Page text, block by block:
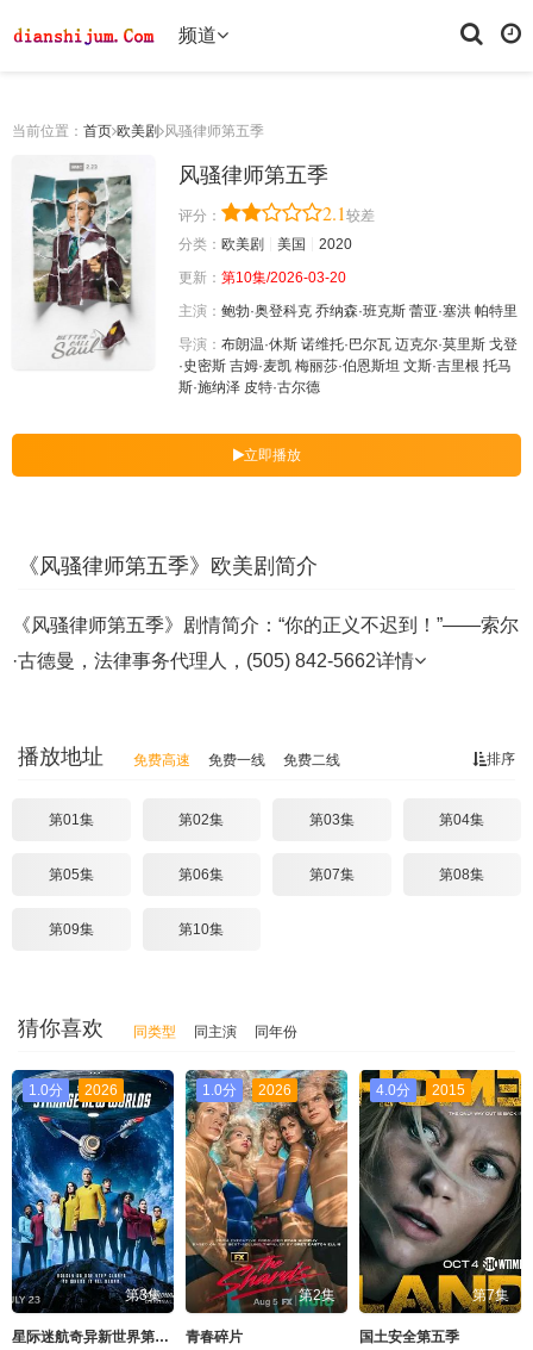
频道
当前位置： 首页 欧美剧 风骚律师第五季
风骚律师第五季
评分： 2.1 较差
分类： 欧美剧 美国
2020
更新： 第10集/2026-03-20
主演： 鲍勃·奥登科克 乔纳森·班克斯 蕾亚·塞洪 帕特里
导演： 布朗温·休斯 诺维托·巴尔瓦 迈克尔·莫里斯 戈登
·史密斯 吉姆·麦凯 梅丽莎·伯恩斯坦 文斯·吉里根 托马
斯·施纳泽 皮特·古尔德
立即播放
《风骚律师第五季》欧美剧简介
《风骚律师第五季》剧情简介：“你的正义不迟到！”——索尔
·古德曼，法律事务代理人，(505) 842-5662详情
排序
播放地址 免费高速 免费一线 免费二线
第01集 第02集 第03集 第04集
第05集 第06集 第07集 第08集
第09集 第10集
猜你喜欢 同类型 同主演 同年份
1.0分 2026
第3集
星际迷航奇异新世界第四季
1.0分 2026
第2集
青春碎片
4.0分 2015
第7集
国土安全第五季